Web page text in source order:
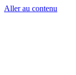
Aller au contenu